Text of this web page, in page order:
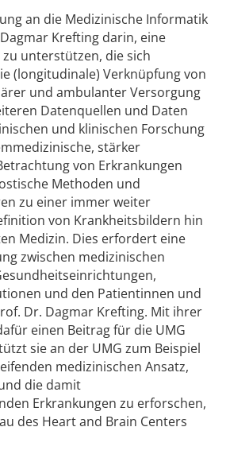
an die Medizinische Informatik
Krefting darin, eine
unterstützen, die sich
(longitudinale) Verknüpfung von
und ambulanter Versorgung
Datenquellen und Daten
und klinischen Forschung
stärker
von Erkrankungen
Methoden und
zu einer immer weiter
von Krankheitsbildern hin
Medizin. Dies erfordert eine
zwischen medizinischen
und den Patientinnen und
Dr. Dagmar Krefting. Mit ihrer
einen Beitrag für die UMG
sie an der UMG zum Beispiel
medizinischen Ansatz,
die damit
Erkrankungen zu erforschen,
des Heart and Brain Centers